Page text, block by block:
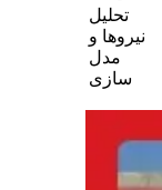
تحلیل
نیروها و
مدل‌
سازی